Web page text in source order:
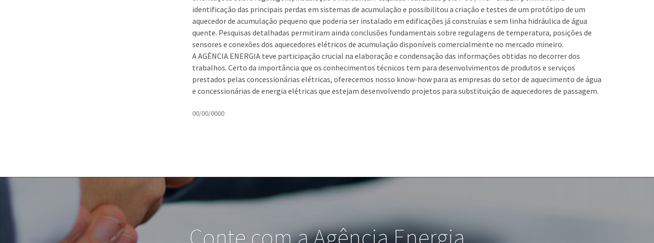
identificação das principais perdas em sistemas de acumulação e possibilitou a criação e testes de um protótipo de um
aquecedor de acumulação pequeno que poderia ser instalado em edificações já construías e sem linha hidráulica de água
quente. Pesquisas detalhadas permitiram ainda conclusões fundamentais sobre regulagens de temperatura, posições de
sensores e conexões dos aquecedores elétricos de acumulação disponíveis comercialmente no mercado mineiro.
A AGÊNCIA ENERGIA teve participação crucial na elaboração e condensação das informações obtidas no decorrer dos
trabalhos. Certo da importância que os conhecimentos técnicos tem para desenvolvimentos de produtos e serviços
prestados pelas concessionárias elétricas, oferecemos nosso know-how para as empresas do setor de aquecimento de água
e concessionárias de energia elétricas que estejam desenvolvendo projetos para substituição de aquecedores de passagem.
00/00/0000
Conte com a Agência Energia